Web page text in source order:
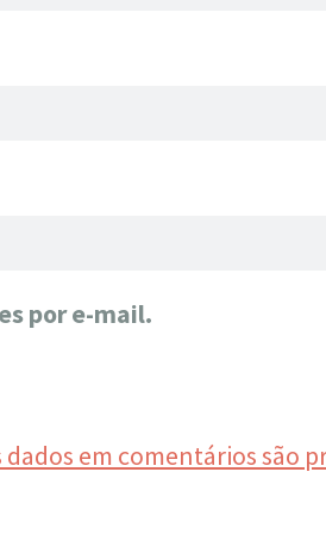
por e-mail.
dados em comentários são